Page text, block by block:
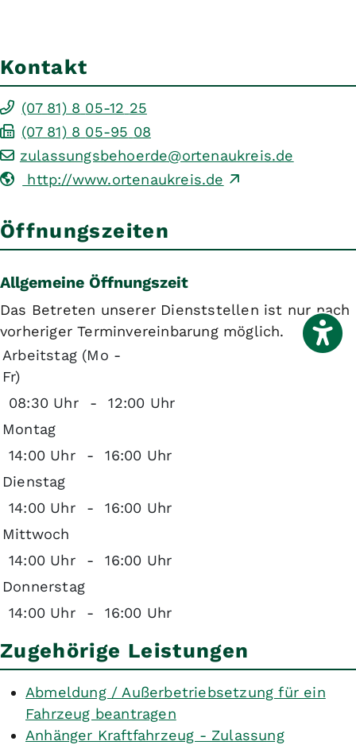
Kontakt
(07 81) 8 05-12 25
(07 81) 8 05-95 08
zulassungsbehoerde@ortenaukreis.de
http://www.ortenaukreis.de
Öffnungszeiten
Allgemeine Öffnungszeit
Das Betreten unserer Dienststellen ist nur nach
vorheriger Terminvereinbarung möglich.
Arbeitstag (Mo -
Fr)
08:30 Uhr
-
12:00 Uhr
Montag
14:00 Uhr
-
16:00 Uhr
Dienstag
14:00 Uhr
-
16:00 Uhr
Mittwoch
14:00 Uhr
-
16:00 Uhr
Donnerstag
14:00 Uhr
- 16:00 Uhr
Zugehörige Leistungen
Abmeldung / Außerbetriebsetzung für ein
Fahrzeug beantragen
Anhänger Kraftfahrzeug - Zulassung